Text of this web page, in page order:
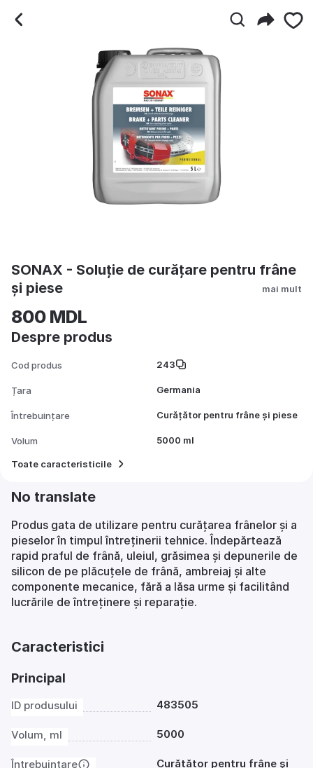
SONAX - Soluție de
SONAX - Soluție de curățare pentru frâne
și piese
mai mult
800 MDL
Despre produs
Cod produs 243
Țara Germania
Întrebuințare Curățător pentru frâne și piese
Volum 5000 ml
Toate caracteristicile
No translate
Produs gata de utilizare pentru curățarea frânelor și a
pieselor în timpul întreținerii tehnice. Îndepărtează
rapid praful de frână, uleiul, grăsimea și depunerile de
silicon de pe plăcuțele de frână, ambreiaj și alte
componente mecanice, fără a lăsa urme și facilitând
lucrările de întreținere și reparație.
Caracteristici
Principal
ID produsului 483505
Volum, ml 5000
Întrebuințare
Curățător pentru frâne și